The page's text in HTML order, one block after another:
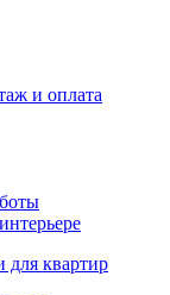
и оплата
для квартир